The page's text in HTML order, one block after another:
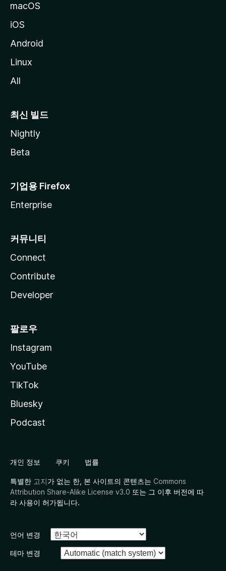
macOS
iOS
Android
Linux
All
최신 빌드
Nightly
Beta
기업용 Firefox
Enterprise
커뮤니티
Connect
Contribute
Developer
팔로우
Instagram
YouTube
TikTok
Bluesky
Podcast
개인 정보 쿠키 법률
특별한 고지가 없는 한, 본 사이트의 콘텐츠는 Commons
Attribution Share-Alike License v3.0 또는 그 이후 버전에 따
라 사용이 허가됩니다.
언어 변경
테마 변경